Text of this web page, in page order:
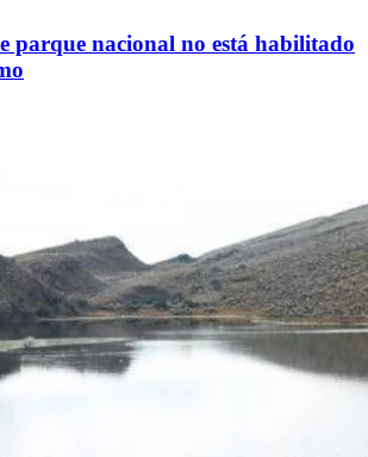
parque nacional no está habilitado